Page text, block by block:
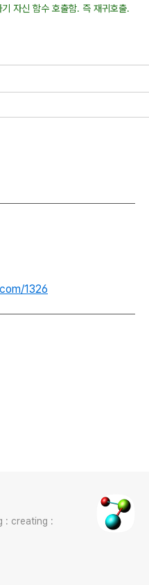
자신 함수 호출함. 즉 재귀호출.
1326